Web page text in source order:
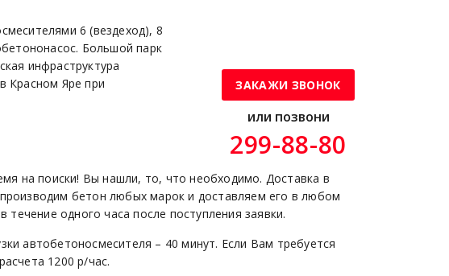
ЗАКАЖИ ЗВОНОК
или позвони
299-88-80
6 (вездеход), 8
Большой парк
инфраструктура
Красном Яре при
на поиски! Вы нашли, то, что необходимо. Доставка в
бетон любых марок и доставляем его в любом
одного часа после поступления заявки.
автобетоносмесителя – 40 минут. Если Вам требуется
1200 р/час.